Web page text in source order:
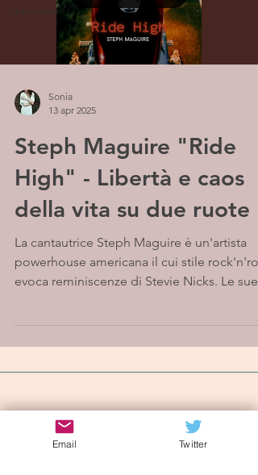
Interviste
Sonia
13 apr 2025
Steph Maguire "Ride
High" - Libertà e caos
della vita su due ruote
La cantautrice Steph Maguire è un'artista
powerhouse americana il cui stile rock'n'roll
evoca reminiscenze di Stevie Nicks. Le
Iscriviti alla mailing list
Email Twitter